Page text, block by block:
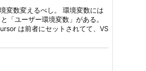
変数変えるべし。 環境変数には
「ユーザー環境変数」がある。
は前者にセットされてて、VS